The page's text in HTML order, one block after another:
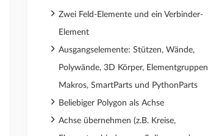
Zwei Feld-Elemente und ein Verbinder-
Element
Ausgangselemente: Stützen, Wände,
Polywände, 3D Körper, Elementgruppen
Makros, SmartParts und PythonParts
Beliebiger Polygon als Achse
Achse übernehmen (z.B. Kreise,